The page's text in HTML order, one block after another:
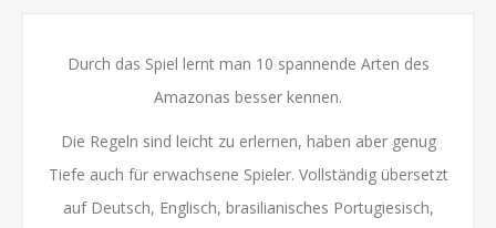
Durch das Spiel lernt man 10 spannende Arten des
Amazonas besser kennen.
Die Regeln sind leicht zu erlernen, haben aber genug
Tiefe auch für erwachsene Spieler. Vollständig übersetzt
auf Deutsch, Englisch, brasilianisches Portugiesisch,